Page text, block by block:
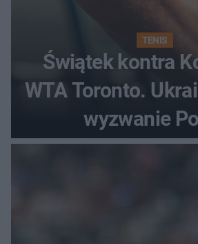
TENIS
Świątek kontra
WTA Toronto.
wyzwanie